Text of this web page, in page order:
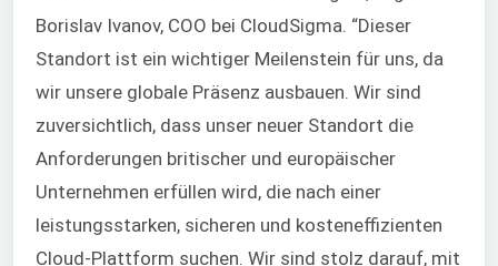
Borislav Ivanov, COO bei CloudSigma. “Dieser
Standort ist ein wichtiger Meilenstein für uns, da
wir unsere globale Präsenz ausbauen. Wir sind
zuversichtlich, dass unser neuer Standort die
Anforderungen britischer und europäischer
Unternehmen erfüllen wird, die nach einer
leistungsstarken, sicheren und kosteneffizienten
Cloud-Plattform suchen. Wir sind stolz darauf, mit